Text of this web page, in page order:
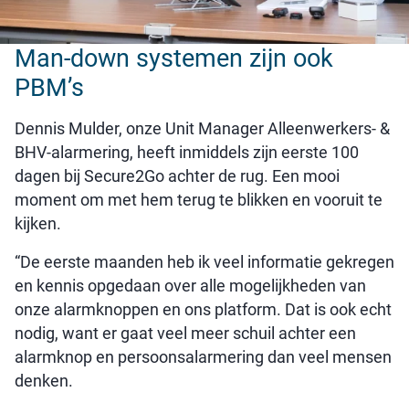
Man-down systemen zijn ook
PBM’s
Dennis Mulder, onze Unit Manager Alleenwerkers- &
BHV-alarmering, heeft inmiddels zijn eerste 100
dagen bij Secure2Go achter de rug. Een mooi
moment om met hem terug te blikken en vooruit te
kijken.
“De eerste maanden heb ik veel informatie gekregen
en kennis opgedaan over alle mogelijkheden van
onze alarmknoppen en ons platform. Dat is ook echt
nodig, want er gaat veel meer schuil achter een
alarmknop en persoonsalarmering dan veel mensen
denken.